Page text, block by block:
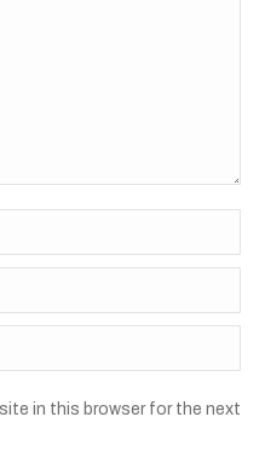
in this browser for the next